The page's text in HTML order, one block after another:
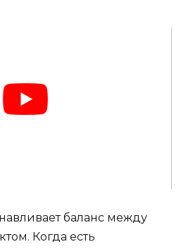
баланс между
Когда есть